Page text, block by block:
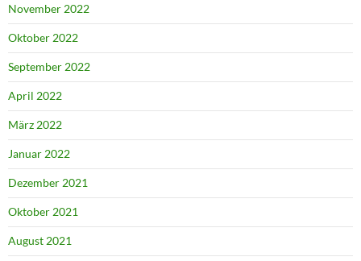
November 2022
Oktober 2022
September 2022
April 2022
März 2022
Januar 2022
Dezember 2021
Oktober 2021
August 2021